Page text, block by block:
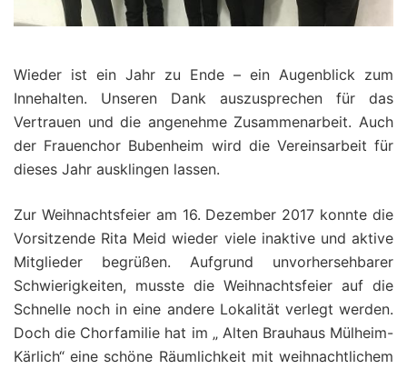
Wieder ist ein Jahr zu Ende – ein Augenblick zum
Innehalten. Unseren Dank auszusprechen für das
Vertrauen und die angenehme Zusammenarbeit. Auch
der Frauenchor Bubenheim wird die Vereinsarbeit für
dieses Jahr ausklingen lassen.
Zur Weihnachtsfeier am 16. Dezember 2017 konnte die
Vorsitzende Rita Meid wieder viele inaktive und aktive
Mitglieder begrüßen. Aufgrund unvorhersehbarer
Schwierigkeiten, musste die Weihnachtsfeier auf die
Schnelle noch in eine andere Lokalität verlegt werden.
Doch die Chorfamilie hat im „ Alten Brauhaus Mülheim-
Kärlich“ eine schöne Räumlichkeit mit weihnachtlichem